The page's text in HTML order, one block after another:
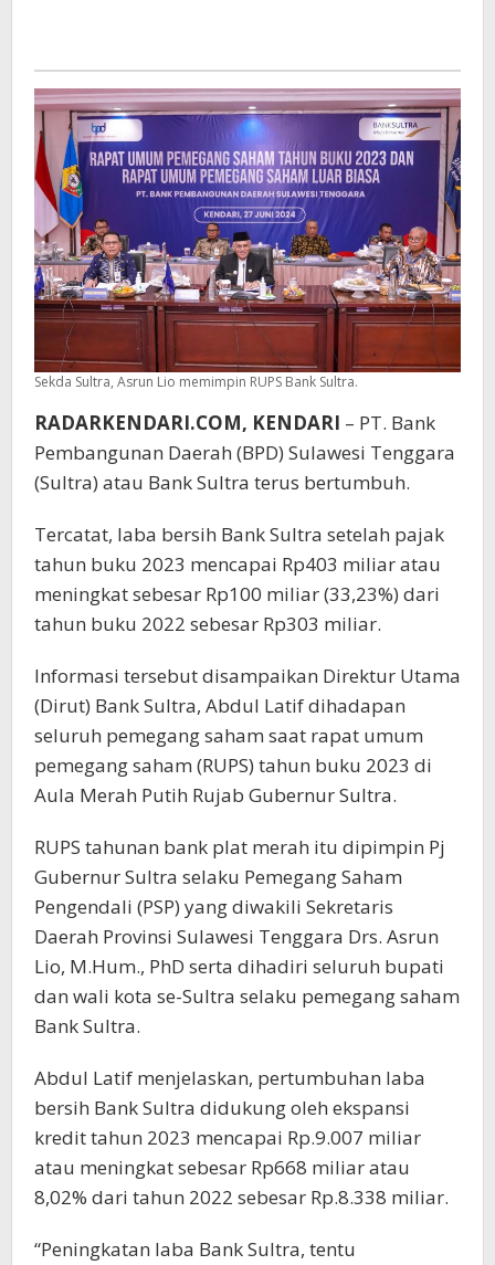
Sekda Sultra, Asrun Lio memimpin RUPS Bank Sultra.
RADARKENDARI.COM, KENDARI – PT. Bank
Pembangunan Daerah (BPD) Sulawesi Tenggara
(Sultra) atau Bank Sultra terus bertumbuh.
Tercatat, laba bersih Bank Sultra setelah pajak
tahun buku 2023 mencapai Rp403 miliar atau
meningkat sebesar Rp100 miliar (33,23%) dari
tahun buku 2022 sebesar Rp303 miliar.
Informasi tersebut disampaikan Direktur Utama
(Dirut) Bank Sultra, Abdul Latif dihadapan
seluruh pemegang saham saat rapat umum
pemegang saham (RUPS) tahun buku 2023 di
Aula Merah Putih Rujab Gubernur Sultra.
RUPS tahunan bank plat merah itu dipimpin Pj
Gubernur Sultra selaku Pemegang Saham
Pengendali (PSP) yang diwakili Sekretaris
Daerah Provinsi Sulawesi Tenggara Drs. Asrun
Lio, M.Hum., PhD serta dihadiri seluruh bupati
dan wali kota se-Sultra selaku pemegang saham
Bank Sultra.
Abdul Latif menjelaskan, pertumbuhan laba
bersih Bank Sultra didukung oleh ekspansi
kredit tahun 2023 mencapai Rp.9.007 miliar
atau meningkat sebesar Rp668 miliar atau
8,02% dari tahun 2022 sebesar Rp.8.338 miliar.
“Peningkatan laba Bank Sultra, tentu